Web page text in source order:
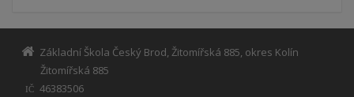
Základní Škola Český Brod, Žitomířská 885, okres Kolín
Žitomířská 885
IČ
46383506